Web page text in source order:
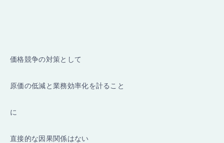
価格競争の対策として
原価の低減と業務効率化を計ること
に
直接的な因果関係はない